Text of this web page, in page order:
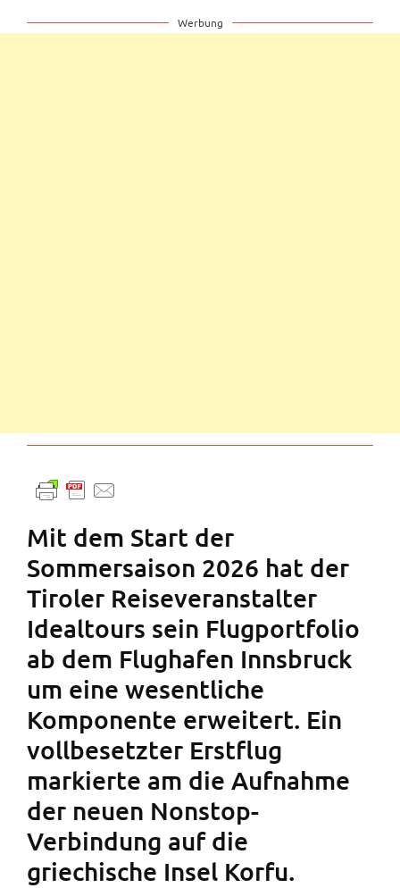
Werbung
Mit dem Start der
Sommersaison 2026 hat der
Tiroler Reiseveranstalter
Idealtours sein Flugportfolio
ab dem Flughafen Innsbruck
um eine wesentliche
Komponente erweitert. Ein
vollbesetzter Erstflug
markierte am die Aufnahme
der neuen Nonstop-
Verbindung auf die
griechische Insel Korfu.